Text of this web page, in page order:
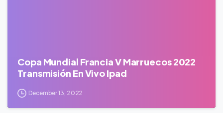
Copa Mundial Francia V Marruecos 2022
Transmisión En Vivo Ipad
December 13, 2022